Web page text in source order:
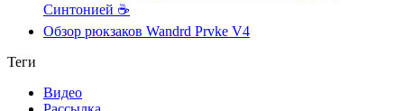
Синтонией ☕
Обзор рюкзаков Wandrd Prvke V4
Теги
Видео